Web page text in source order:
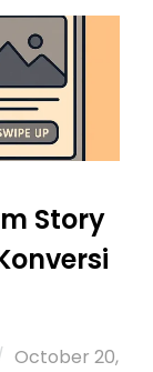
Story
October 20,